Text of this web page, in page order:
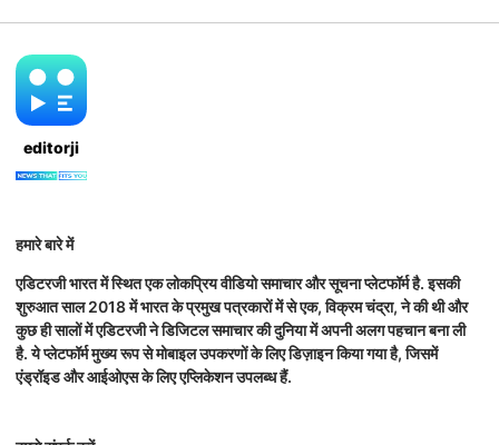
editorji
हमारे बारे में
एडिटरजी भारत में स्थित एक लोकप्रिय वीडियो समाचार और सूचना प्लेटफॉर्म है. इसकी
शुरुआत साल 2018 में भारत के प्रमुख पत्रकारों में से एक, विक्रम चंद्रा, ने की थी और
कुछ ही सालों में एडिटरजी ने डिजिटल समाचार की दुनिया में अपनी अलग पहचान बना ली
है. ये प्लेटफॉर्म मुख्य रूप से मोबाइल उपकरणों के लिए डिज़ाइन किया गया है, जिसमें
एंड्रॉइड और आईओएस के लिए एप्लिकेशन उपलब्ध हैं.